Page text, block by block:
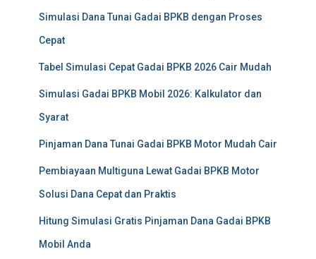
Simulasi Dana Tunai Gadai BPKB dengan Proses
Cepat
Tabel Simulasi Cepat Gadai BPKB 2026 Cair Mudah
Simulasi Gadai BPKB Mobil 2026: Kalkulator dan
Syarat
Pinjaman Dana Tunai Gadai BPKB Motor Mudah Cair
Pembiayaan Multiguna Lewat Gadai BPKB Motor
Solusi Dana Cepat dan Praktis
Hitung Simulasi Gratis Pinjaman Dana Gadai BPKB
Mobil Anda